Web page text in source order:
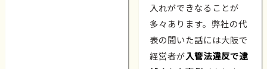
入れができなることが
多々あります。弊社の代
表の聞いた話には大阪で
経営者が入管法違反で逮